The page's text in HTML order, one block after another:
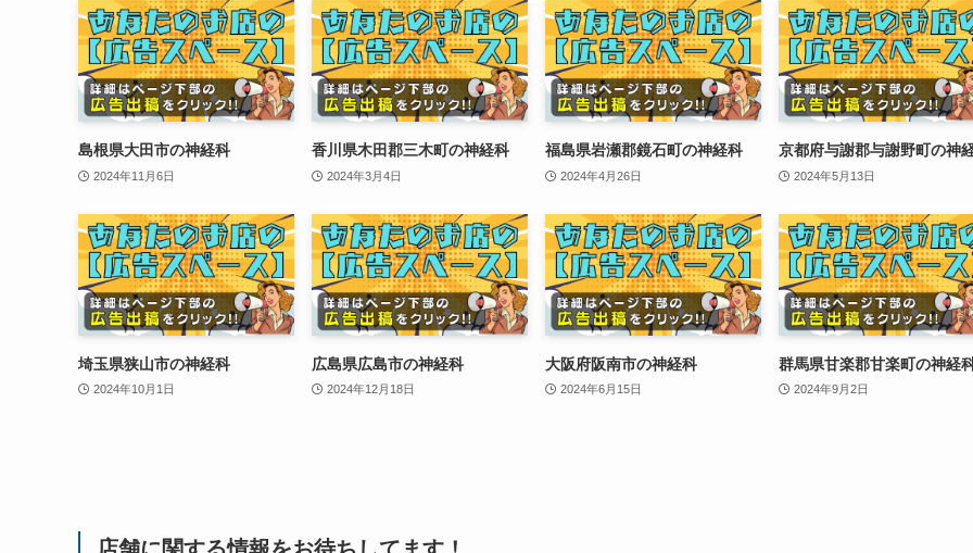
島根県大田市の神経科
2024年11月6日
香川県木田郡三木町の神経科
2024年3月4日
福島県岩瀬郡鏡石町の神経科
2024年4月26日
京都府与謝郡与謝野町の神
2024年5月13日
埼玉県狭山市の神経科
2024年10月1日
広島県広島市の神経科
2024年12月18日
大阪府阪南市の神経科
2024年6月15日
群馬県甘楽郡甘楽町の神経
2024年9月2日